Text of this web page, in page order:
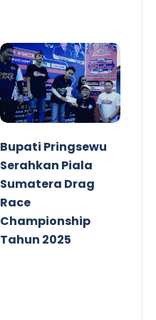
Bupati Pringsewu
Serahkan Piala
Sumatera Drag
Race
Championship
Tahun 2025